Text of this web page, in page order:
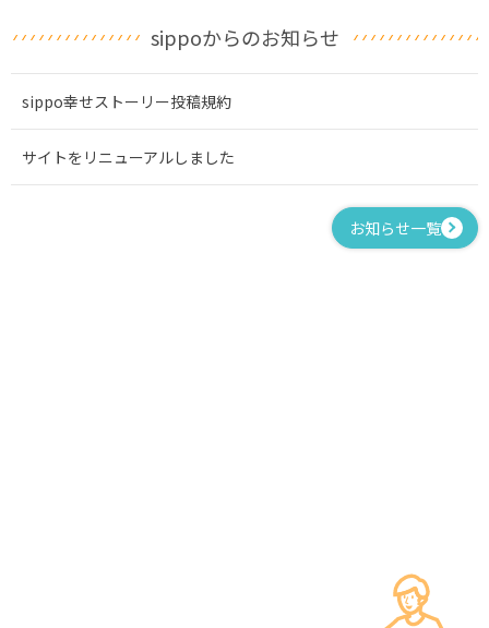
sippoからのお知らせ
sippo幸せストーリー投稿規約
サイトをリニューアルしました
お知らせ一覧